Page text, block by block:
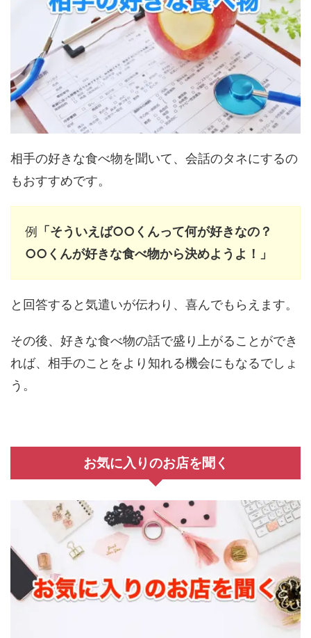
相手の好きな食べ物を聞いて、会話のタネにするの
もおすすめです。
例 「そういえば○○くんって何が好きなの？
○○くんが好きな食べ物から決めようよ！」
と回答すると気遣いが伝わり、喜んでもらえます。
その後、好きな食べ物の話で盛り上がることができ
れば、相手のことをより知れる機会にもなるでしょ
う。
お気に入りのお店を聞く